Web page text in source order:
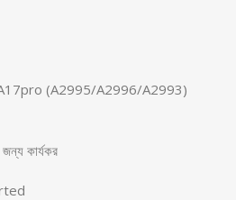
(A2995/A2996/A2993)
কার্যকর